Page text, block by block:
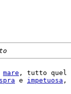
mare , tutto quel
e impetuosa ,